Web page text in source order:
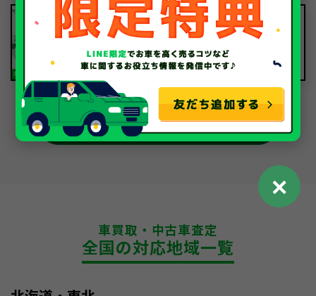
2026.08.05
デリカD:5買取相場【’26年8月】10年
落ちを「輸出」で高く売るコツ
車のお役立ちコラム一覧
車買取・中古車査定
全国の対応地域一覧
✕